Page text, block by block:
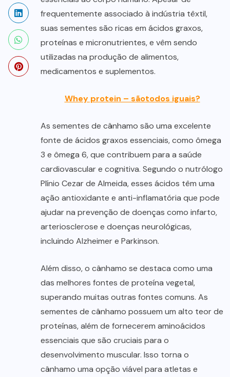
frequentemente associado à indústria têxtil,
suas sementes são ricas em ácidos graxos,
proteínas e micronutrientes, e vêm sendo
utilizadas na produção de alimentos,
medicamentos e suplementos.
Whey protein – sãotodos iguais?
As sementes de cânhamo são uma excelente
fonte de ácidos graxos essenciais, como ômega
3 e ômega 6, que contribuem para a saúde
cardiovascular e cognitiva. Segundo o nutrólogo
Plínio Cezar de Almeida, esses ácidos têm uma
ação antioxidante e anti-inflamatória que pode
ajudar na prevenção de doenças como infarto,
arteriosclerose e doenças neurológicas,
incluindo Alzheimer e Parkinson.
Além disso, o cânhamo se destaca como uma
das melhores fontes de proteína vegetal,
superando muitas outras fontes comuns. As
sementes de cânhamo possuem um alto teor de
proteínas, além de fornecerem aminoácidos
essenciais que são cruciais para o
desenvolvimento muscular. Isso torna o
cânhamo uma opção viável para atletas e